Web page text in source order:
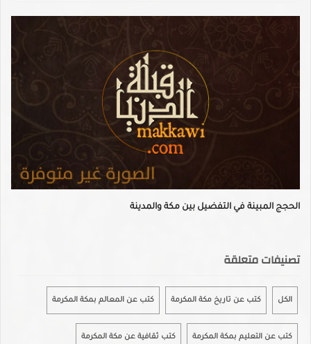
الحجج المبينة في التفضيل بين مكة والمدينة
تصنيفات متعلقة
الكل كتب عن تاريخ مكة المكرمة كتب عن المعالم بمكة المكرمة
كتب عن التعليم بمكة المكرمة كتب ثقافية عن مكة المكرمة